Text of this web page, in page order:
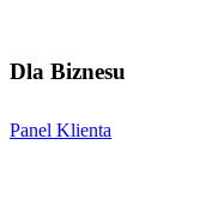
Dla Biznesu
Panel Klienta